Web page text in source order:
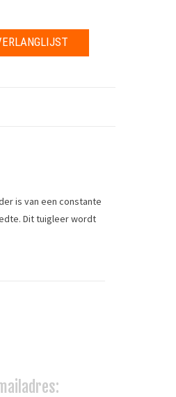
is van een constante
Dit tuigleer wordt